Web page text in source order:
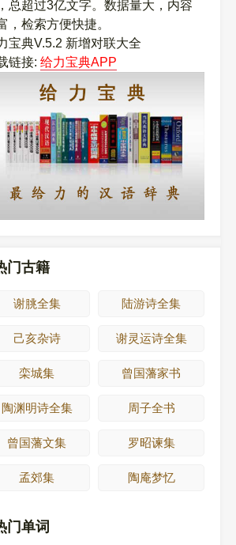
总超过3亿文字。数据量大，内容
，检索方便快捷。
宝典V.5.2 新增对联大全
链接: 给力宝典APP
门古籍
谢朓全集 陆游诗全集
己亥杂诗 谢灵运诗全集
栾城集 曾国藩家书
陶渊明诗全集 周子全书
曾国藩文集 罗昭谏集
孟郊集 陶庵梦忆
门单词